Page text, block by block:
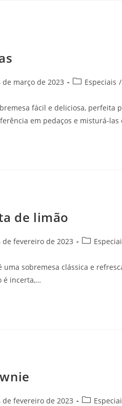
de março de 2023 Especiais /
fácil e deliciosa,
em pedaços e misturá-las
de limão
de fevereiro de 2023
uma sobremesa clássica e
é incerta,…
de fevereiro de 2023